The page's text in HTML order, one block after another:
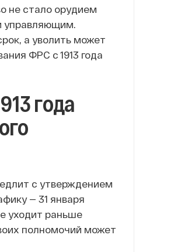
не стало орудием
управляющим.
а уволить может
ФРС с 1913 года
года
с утверждением
— 31 января
уходит раньше
полномочий может